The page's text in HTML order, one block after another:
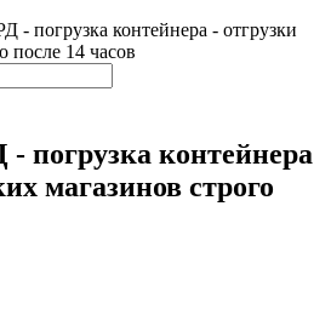
- погрузка контейнера - отгрузки
после 14 часов
- погрузка контейнера
магазинов строго